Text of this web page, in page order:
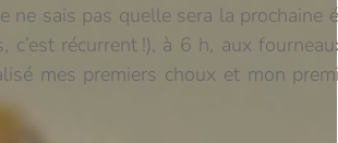
ne sais pas quelle sera la prochaine
c’est récurrent !), à 6 h, aux
mes premiers choux et mon